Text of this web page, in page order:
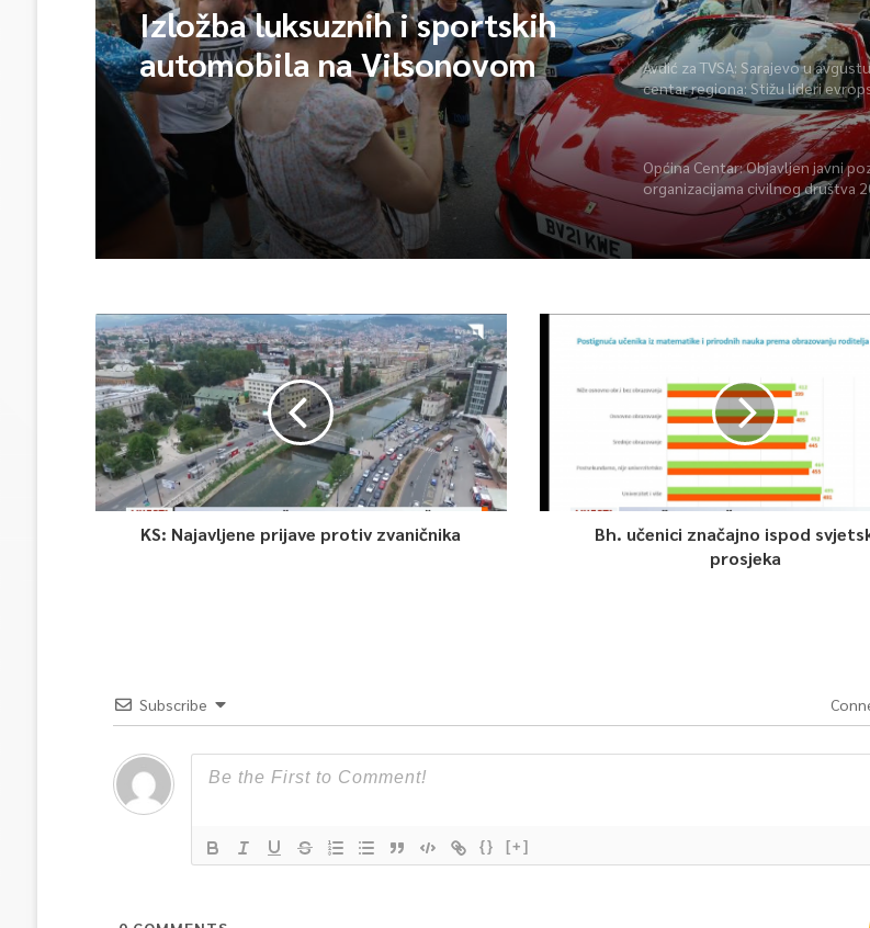
Izložba luksuznih i sportskih
automobila na Vilsonovom
Avdić za TVSA: Sarajevo u avgustu
centar regiona: Stižu lideri
gradova
Općina Centar: Objavljen javni
organizacijama civilnog društva
KS: Najavljene prijave protiv zvaničnika
Bh. učenici značajno ispod
prosjeka
Subscribe
{} [+]